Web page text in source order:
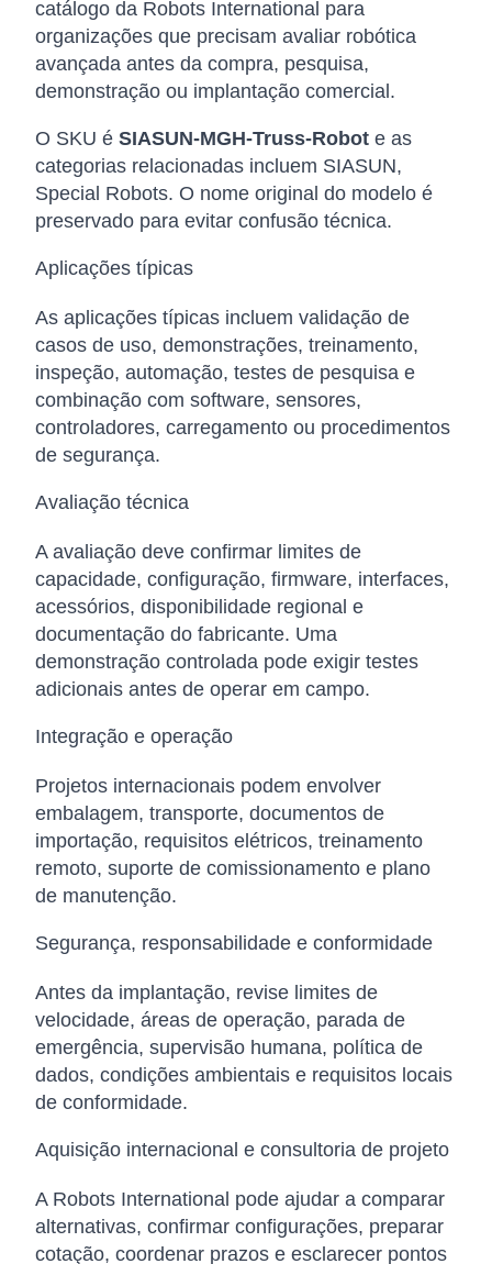
catálogo da Robots International para
organizações que precisam avaliar robótica
avançada antes da compra, pesquisa,
demonstração ou implantação comercial.
O SKU é SIASUN-MGH-Truss-Robot e as
categorias relacionadas incluem SIASUN,
Special Robots. O nome original do modelo é
preservado para evitar confusão técnica.
Aplicações típicas
As aplicações típicas incluem validação de
casos de uso, demonstrações, treinamento,
inspeção, automação, testes de pesquisa e
combinação com software, sensores,
controladores, carregamento ou procedimentos
de segurança.
Avaliação técnica
A avaliação deve confirmar limites de
capacidade, configuração, firmware, interfaces,
acessórios, disponibilidade regional e
documentação do fabricante. Uma
demonstração controlada pode exigir testes
adicionais antes de operar em campo.
Integração e operação
Projetos internacionais podem envolver
embalagem, transporte, documentos de
importação, requisitos elétricos, treinamento
remoto, suporte de comissionamento e plano
de manutenção.
Segurança, responsabilidade e conformidade
Antes da implantação, revise limites de
velocidade, áreas de operação, parada de
emergência, supervisão humana, política de
dados, condições ambientais e requisitos locais
de conformidade.
Aquisição internacional e consultoria de projeto
A Robots International pode ajudar a comparar
alternativas, confirmar configurações, preparar
cotação, coordenar prazos e esclarecer pontos